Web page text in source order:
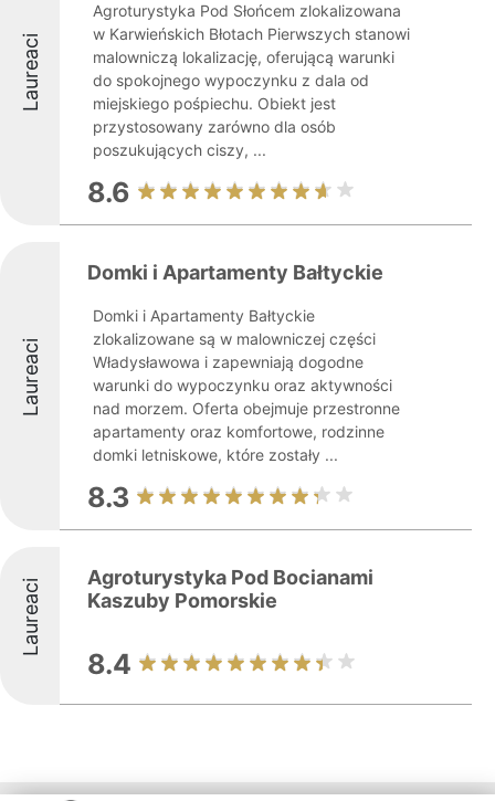
Laureaci
Agroturystyka Pod Słońcem zlokalizowana
w Karwieńskich Błotach Pierwszych stanowi
malowniczą lokalizację, oferującą warunki
do spokojnego wypoczynku z dala od
miejskiego pośpiechu. Obiekt jest
przystosowany zarówno dla osób
poszukujących ciszy, ...
8.6
Laureaci
Domki i Apartamenty Bałtyckie
Domki i Apartamenty Bałtyckie
zlokalizowane są w malowniczej części
Władysławowa i zapewniają dogodne
warunki do wypoczynku oraz aktywności
nad morzem. Oferta obejmuje przestronne
apartamenty oraz komfortowe, rodzinne
domki letniskowe, które zostały ...
8.3
Laureaci
Agroturystyka Pod Bocianami
Kaszuby Pomorskie
8.4